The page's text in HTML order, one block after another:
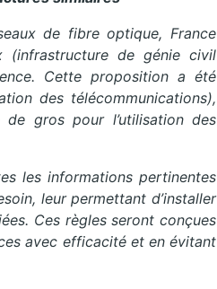
de fibre optique, France
(infrastructure de génie civil
Cette proposition a été
des télécommunications),
gros pour l’utilisation des
les informations pertinentes
leur permettant d’installer
Ces règles seront conçues
avec efficacité et en évitant